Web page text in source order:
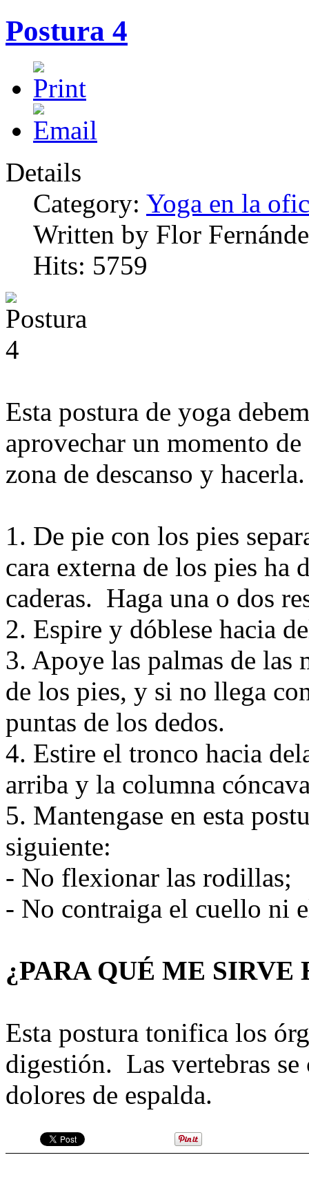
Postura 4
Details
Category: Yoga en la
Written by Flor
Hits: 5759
Esta postura de yoga
aprovechar un momento
zona de descanso y hacerla.
1. De pie con los pies
cara externa de los pies ha
caderas. Haga una o dos
2. Espire y dóblese hacia
3. Apoye las palmas de las
de los pies, y si no llega
puntas de los dedos.
4. Estire el tronco hacia
arriba y la columna
5. Mantengase en esta
siguiente:
- No flexionar las rodillas;
- No contraiga el cuello ni
¿PARA QUÉ ME SIRVE
Esta postura tonifica los
digestión. Las vertebras
dolores de espalda.